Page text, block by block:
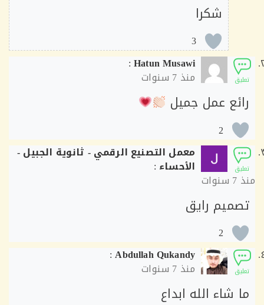
شكرا
3
Hatun Musawi
:
منذ
عمل جميل
2
معمل التصنيع الرقمي - ثانوية الجبيل -
الأحساء:
رايق
2
Abdullah Qukandy
:
منذ7 سنوات
الله ابداع